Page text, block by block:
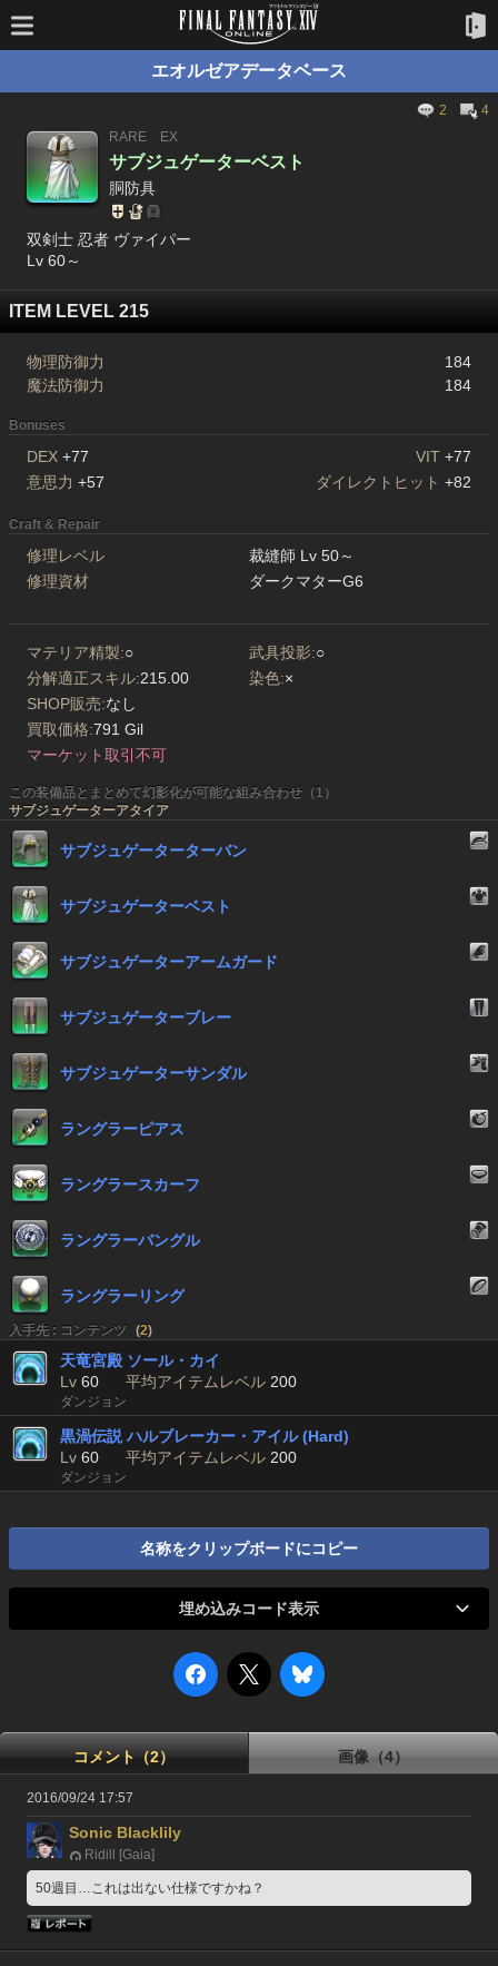
エオルゼアデータベース
2
4
RARE
EX
サブジュゲーターベスト
胴防具
双剣士 忍者 ヴァイパー
Lv 60～
ITEM LEVEL 215
物理防御力
184
魔法防御力
184
Bonuses
DEX +77 VIT +77
意思力 +57 ダイレクトヒット +82
Craft & Repair
修理レベル
裁縫師 Lv 50～
修理資材
ダークマターG6
マテリア精製:○ 武具投影:○
分解適正スキル:215.00 染色:×
SHOP販売:なし
買取価格:791 Gil
マーケット取引不可
この装備品とまとめて幻影化が可能な組み合わせ（1）
サブジュゲーターアタイア
サブジュゲーターターバン
サブジュゲーターベスト
サブジュゲーターアームガード
サブジュゲーターブレー
サブジュゲーターサンダル
ラングラーピアス
ラングラースカーフ
ラングラーバングル
ラングラーリング
入手先 : コンテンツ (2)
天竜宮殿 ソール・カイ
Lv 60 平均アイテムレベル 200
ダンジョン
黒渦伝説 ハルブレーカー・アイル (Hard)
Lv 60 平均アイテムレベル 200
ダンジョン
名称をクリップボードにコピー
埋め込みコード表示
コメント（2） 画像（4）
2016/09/24 17:57
Sonic Blacklily
Ridill [Gaia]
50週目…これは出ない仕様ですかね？